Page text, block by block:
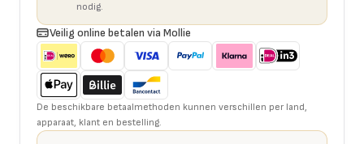
nodig.
Veilig online betalen via Mollie
De beschikbare betaalmethoden kunnen verschillen per land,
apparaat, klant en bestelling.